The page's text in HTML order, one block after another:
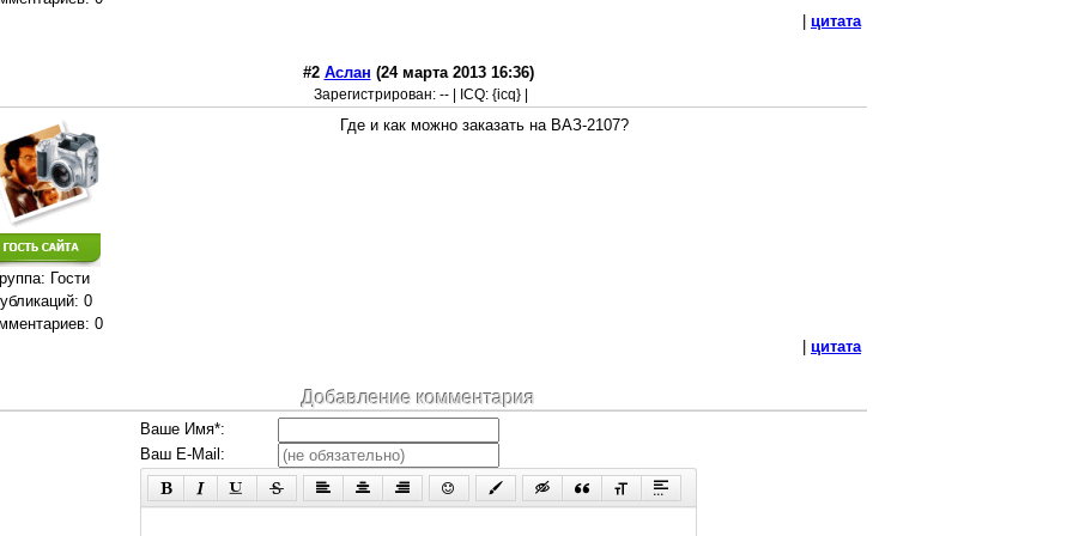
цитата
#2 Аслан (24 марта 2013 16:36)
Зарегистрирован: -- | ICQ: {icq} |
Гости
0
0
Где и как можно заказать на ВАЗ-2107?
цитата
Добавление комментария
Ваше Имя*:
Ваш E-Mail: